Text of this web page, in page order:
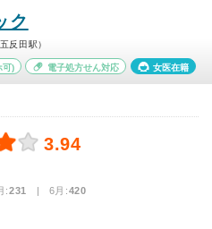
ク
反田駅）
可) 電子処方せん対応 女医在籍
3.94
:231 | 6月:420